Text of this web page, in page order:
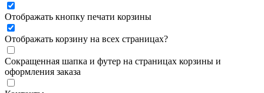
Отображать кнопку печати корзины
Отображать корзину на всех страницах?
Сокращенная шапка и футер на страницах корзины и
оформления заказа